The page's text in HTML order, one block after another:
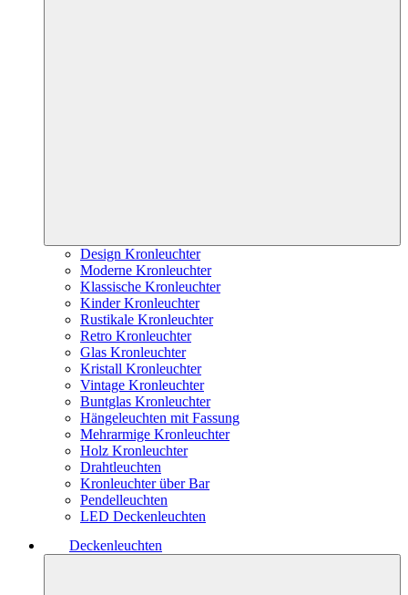
Design Kronleuchter
Moderne Kronleuchter
Klassische Kronleuchter
Kinder Kronleuchter
Rustikale Kronleuchter
Retro Kronleuchter
Glas Kronleuchter
Kristall Kronleuchter
Vintage Kronleuchter
Buntglas Kronleuchter
Hängeleuchten mit Fassung
Mehrarmige Kronleuchter
Holz Kronleuchter
Drahtleuchten
Kronleuchter über Bar
Pendelleuchten
LED Deckenleuchten
Deckenleuchten